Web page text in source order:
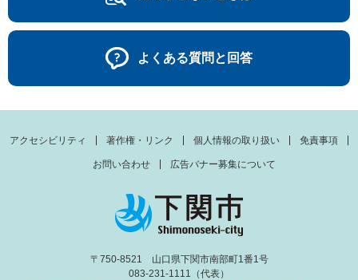
よくある質問と回答
アクセシビリティ 著作権・リンク 個人情報の取り扱い 免責事項
お問い合わせ 広告バナー募集について
〒750-8521 山口県下関市南部町1番1号
083-231-1111（代表）